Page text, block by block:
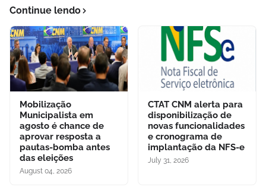
Continue lendo
Mobilização
Municipalista em
agosto é chance de
aprovar resposta a
pautas-bomba antes
das eleições
August 04, 2026
CTAT CNM alerta para
disponibilização de
novas funcionalidades
e cronograma de
implantação da NFS-e
July 31, 2026